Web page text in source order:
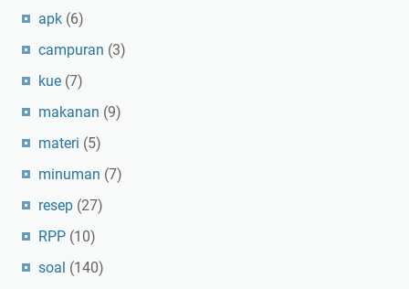
apk (6)
campuran (3)
kue (7)
makanan (9)
materi (5)
minuman (7)
resep (27)
RPP (10)
soal (140)